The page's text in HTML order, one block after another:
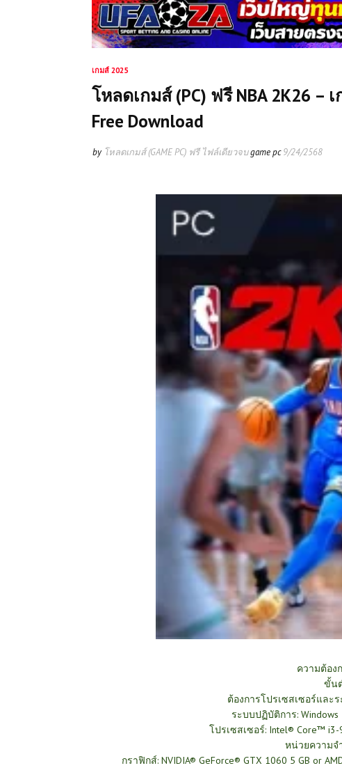
เกมส์ 2025
โหลดเกมส์ (PC) ฟรี NBA 2K26
Free Download
by โหลดเกมส์ (GAME PC) ฟรี ไฟล์เดียวจบgame pc9/24/2568
ความต้อง
ขั้น
ต้องการโปรเซสเซอร์แล
ระบบปฏิบัติการ: Windows
โปรเซสเซอร์: Intel® Core™
หน่วยความจ
กราฟิกส์: NVIDIA® GeForce® GTX 1060 5 GB or